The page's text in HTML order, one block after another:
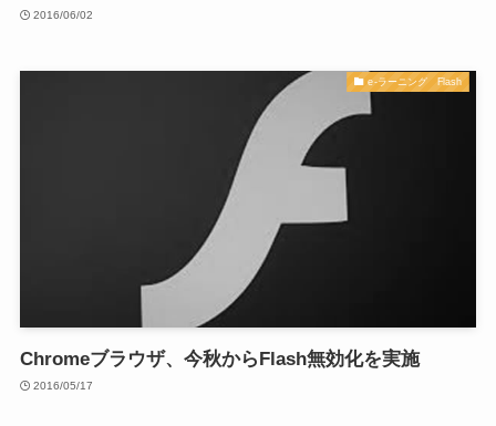
2016/06/02
e-ラーニング Flash
Chromeブラウザ、今秋からFlash無効化を実施
2016/05/17